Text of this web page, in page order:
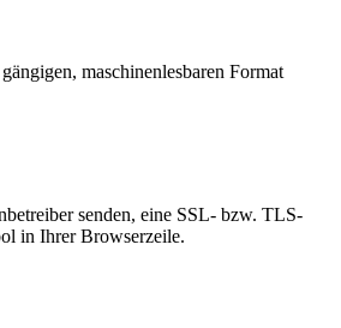
maschinenlesbaren Format
senden, eine SSL- bzw. TLS-
in Ihrer Browserzeile.